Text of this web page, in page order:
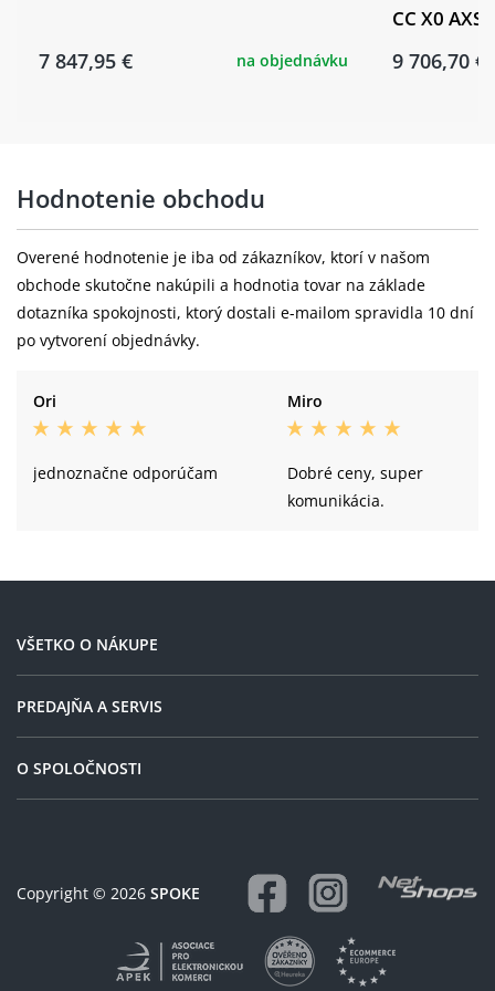
ACROS AZX-220 R4, ZS44/28.6 - ZS56/40,
15x110mm, THRU Type AXLE
Schwalbe Wicked Will Performance,
29x2.40", ADDIX
Zadní ráfek:
WTB, KOM LIGHT TEAM i30, Disc, 32H,
Tubeless Ready
12X148mm, THRU Type AXLE
29x2.40", ADDIX
7 847,95 € na objednávku
CC X0 AXS
9 706,70 €
Hodnotenie obchodu
Overené hodnotenie je iba od zákazníkov, ktorí v našom
obchode skutočne nakúpili a hodnotia tovar na základe
dotazníka spokojnosti, ktorý dostali e-mailom spravidla 10 dní
po vytvorení objednávky.
Ori
jednoznačne odporúčam
Miro
Dobré ceny, super
komunikácia.
VŠETKO O NÁKUPE
PREDAJŇA A SERVIS
O SPOLOČNOSTI
Copyright © 2026 SPOKE